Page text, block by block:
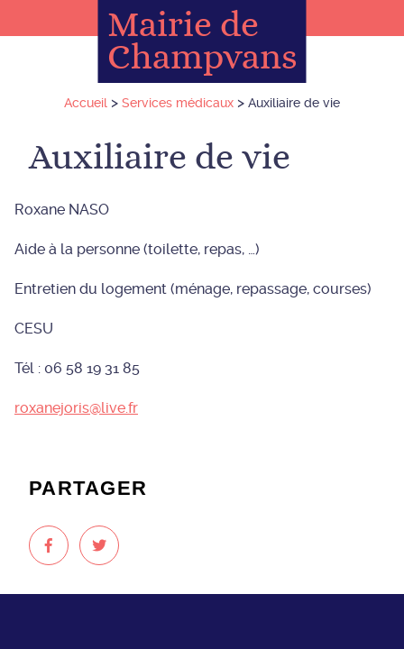
Mairie de
Champvans
Accueil > Services médicaux > Auxiliaire de vie
PARTAGER
Auxiliaire de vie
Roxane NASO
Aide à la personne (toilette, repas, …)
Entretien du logement (ménage, repassage, courses)
CESU
Tél : 06 58 19 31 85
roxanejoris@live.fr